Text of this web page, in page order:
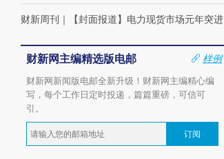
财新周刊 ｜ 【封面报道】电力现货市场元年突进
财新网主编精选版电邮
样例
财新网新闻版电邮全新升级！财新网主编精心编
写，每个工作日定时投递，篇篇重磅，可信可
引。
订阅